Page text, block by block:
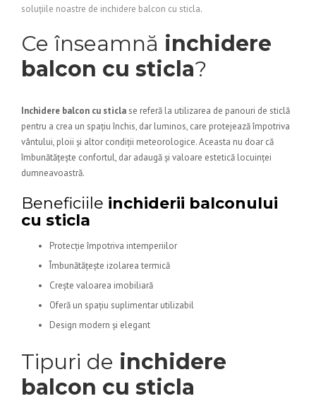
soluțiile noastre de inchidere balcon cu sticla.
Ce înseamnă inchidere
balcon cu sticla?
Inchidere balcon cu sticlase referă la utilizarea de panouri de sticlă
pentru a crea un spațiu închis, dar luminos, care protejează împotriva
vântului, ploii și altor condiții meteorologice. Aceasta nu doar că
îmbunătățește confortul, dar adaugă și valoare estetică locuinței
dumneavoastră.
Beneficiile inchiderii balconului
cu sticla
Protecție împotriva intemperiilor
Îmbunătățește izolarea termică
Crește valoarea imobiliară
Oferă un spațiu suplimentar utilizabil
Design modern și elegant
Tipuri de inchidere
balcon cu sticla